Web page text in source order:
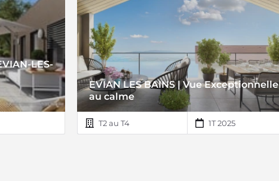
LES-
EVIAN LES BAINS | Vue Exceptionnelle
au calme
T2 au T4 1T 2025